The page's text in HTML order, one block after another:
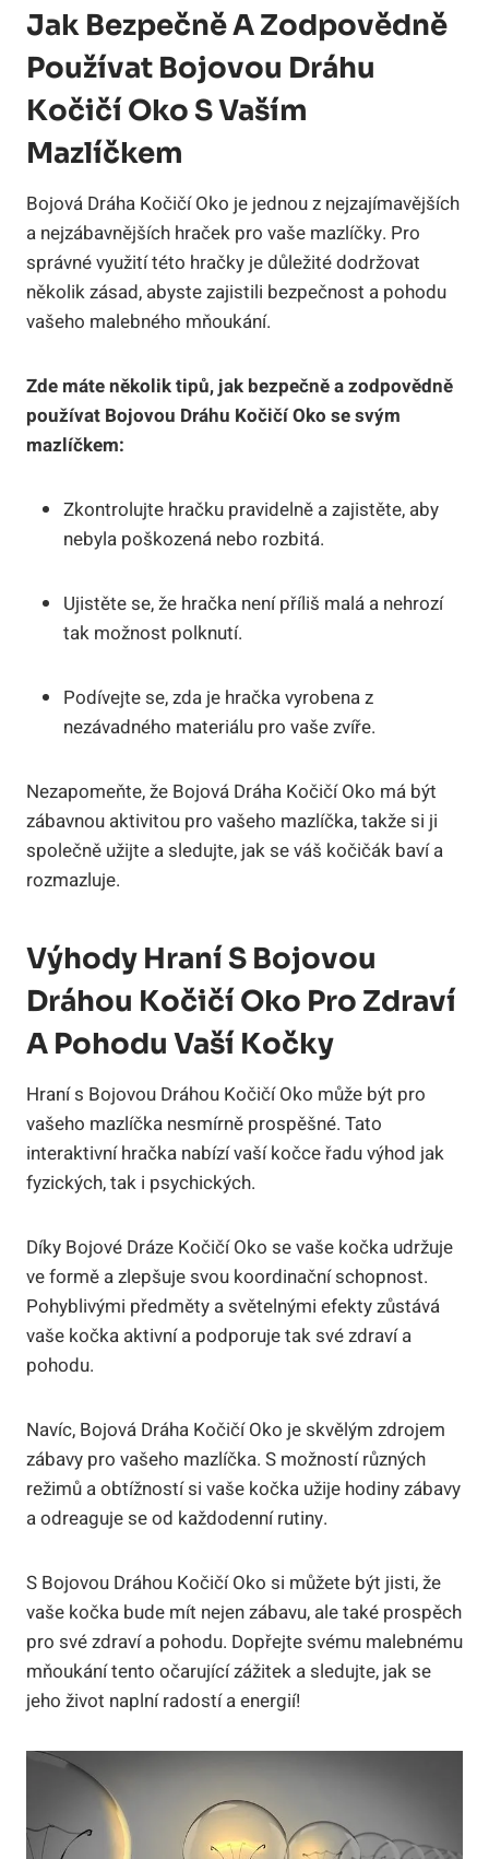
Jak Bezpečně A Zodpovědně
Používat Bojovou Dráhu
Kočičí Oko S Vaším
Mazlíčkem
Bojová Dráha Kočičí Oko je jednou z nejzajímavějších
a nejzábavnějších hraček pro vaše mazlíčky. Pro
správné využití této hračky je důležité dodržovat
několik zásad, abyste zajistili bezpečnost a pohodu
vašeho malebného mňoukání.
Zde máte několik tipů, jak bezpečně a zodpovědně
používat Bojovou Dráhu Kočičí Oko se svým
mazlíčkem:
Zkontrolujte hračku pravidelně a zajistěte, aby
nebyla poškozená nebo rozbitá.
Ujistěte se, že hračka není příliš malá a nehrozí
tak možnost polknutí.
Podívejte se, zda je hračka vyrobena z
nezávadného materiálu pro vaše zvíře.
Nezapomeňte, že Bojová Dráha Kočičí Oko má být
zábavnou aktivitou pro vašeho mazlíčka, takže si ji
společně užijte a sledujte, jak se váš kočičák baví a
rozmazluje.
Výhody Hraní S Bojovou
Dráhou Kočičí Oko Pro Zdraví
A Pohodu Vaší Kočky
Hraní s Bojovou Dráhou Kočičí Oko může být pro
vašeho mazlíčka nesmírně prospěšné. Tato
interaktivní hračka nabízí vaší kočce řadu výhod jak
fyzických, tak i psychických.
Díky Bojové Dráze Kočičí Oko se vaše kočka udržuje
ve formě a zlepšuje svou koordinační schopnost.
Pohyblivými předměty a světelnými efekty zůstává
vaše kočka aktivní a podporuje tak své zdraví a
pohodu.
Navíc, Bojová Dráha Kočičí Oko je skvělým zdrojem
zábavy pro vašeho mazlíčka. S možností různých
režimů a obtížností si vaše kočka užije hodiny zábavy
a odreaguje se od každodenní rutiny.
S Bojovou Dráhou Kočičí Oko si můžete být jisti, že
vaše kočka bude mít nejen zábavu, ale také prospěch
pro své zdraví a pohodu. Dopřejte svému malebnému
mňoukání tento očarující zážitek a sledujte, jak se
jeho život naplní radostí a energií!